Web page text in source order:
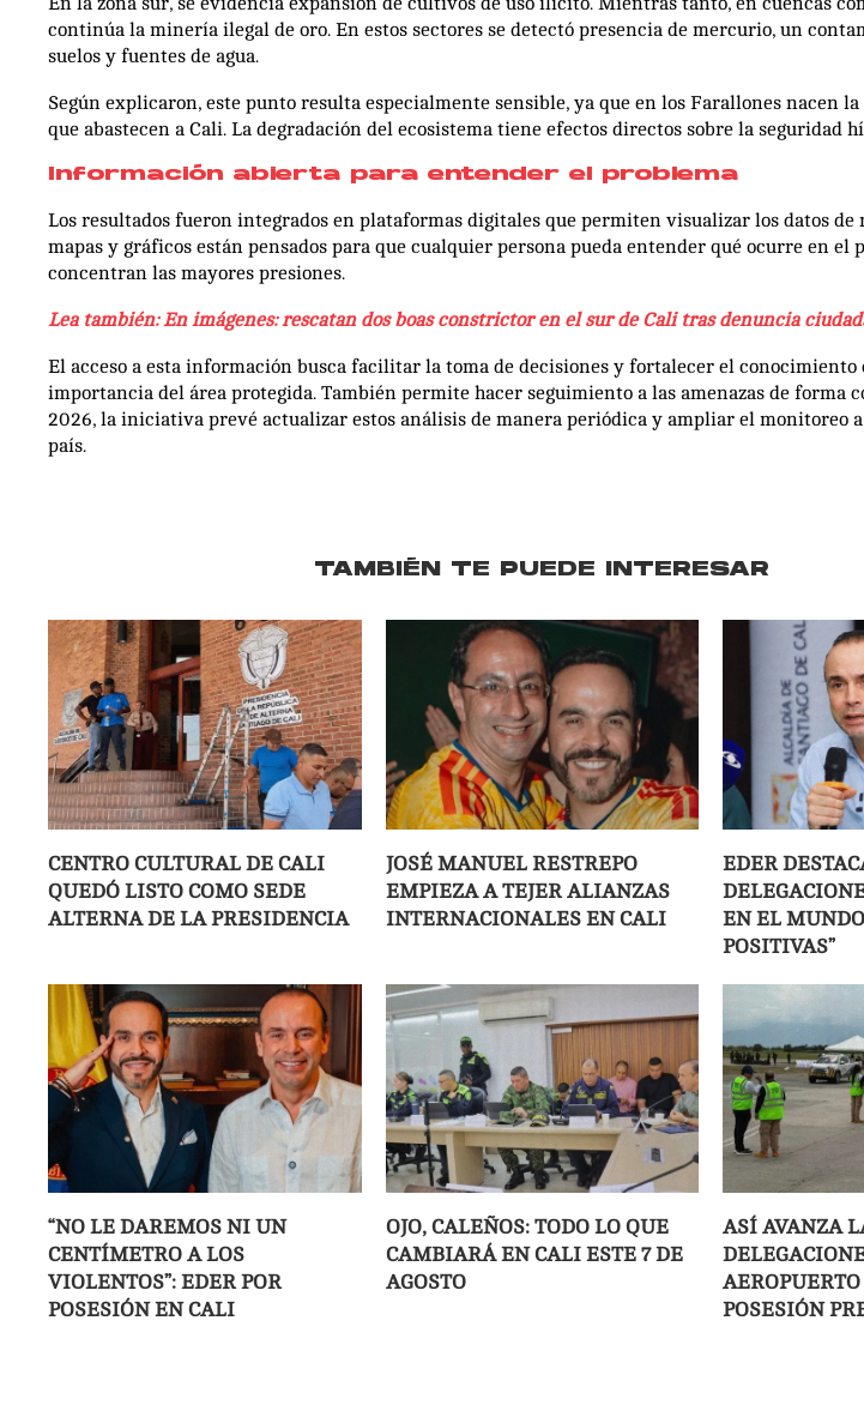
continúa la minería ilegal de oro. En estos sectores se detectó presencia de mercurio, un
suelos y fuentes de agua.
Según explicaron, este punto resulta especialmente sensible, ya que en los Farallones nacen
que abastecen a Cali. La degradación del ecosistema tiene efectos directos sobre la seguridad
Información abierta para entender el problema
Los resultados fueron integrados en plataformas digitales que permiten visualizar los datos de
mapas y gráficos están pensados para que cualquier persona pueda entender qué ocurre en el
concentran las mayores presiones.
Lea también: En imágenes: rescatan dos boas constrictor en el sur de Cali tras denuncia
El acceso a esta información busca facilitar la toma de decisiones y fortalecer el conocimiento
importancia del área protegida. También permite hacer seguimiento a las amenazas de forma
2026, la iniciativa prevé actualizar estos análisis de manera periódica y ampliar el monitoreo
país.
TAMBIÉN TE PUEDE INTERESAR
CENTRO CULTURAL DE CALI
QUEDÓ LISTO COMO SEDE
ALTERNA DE LA PRESIDENCIA
JOSÉ MANUEL RESTREPO
EMPIEZA A TEJER ALIANZAS
INTERNACIONALES EN CALI
EDER
EN EL
POSITIVAS”
“NO LE DAREMOS NI UN
CENTÍMETRO A LOS
VIOLENTOS”: EDER POR
POSESIÓN EN CALI
OJO, CALEÑOS: TODO LO QUE
CAMBIARÁ EN CALI ESTE 7 DE
AGOSTO
ASÍ AVANZA
POSESIÓN